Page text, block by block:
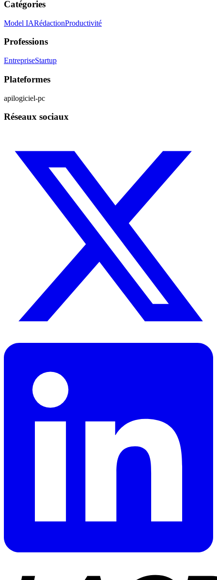
Catégories
Model IARédactionProductivité
Professions
EntrepriseStartup
Plateformes
apilogiciel-pc
Réseaux sociaux